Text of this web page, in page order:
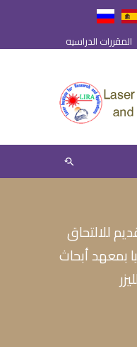
المقررات الدراسيه
للالتحاق
بمعهد أبحاث